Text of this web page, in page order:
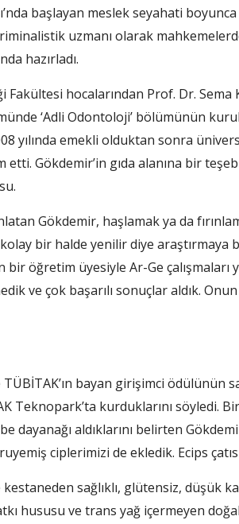
başlayan meslek seyahati boyunca
uzmanı olarak
hazırladı.
hoca­larından Prof. Dr. Sema
‘Adli Odontoloji’ bölümü­nün
yılında emekli ol­duktan sonra
Gökdemir’in gı­da alanına bir
Gökdemir, haşlamak ya da
bir halde yenilir diye araştırmaya
öğretim üyesiyle Ar-Ge çalışmaları
ve çok başarılı so­nuçlar aldık.
TÜBİTAK’ın bayan gi­rişimci ödülünün
Tekno­park’ta kurduklarını söyledi.
dayanağı aldıklarını belirten
ciplerimizi de ekle­dik. Ecips
kestaneden sağlıklı, glütensiz, düşük
hususu ve trans yağ içer­meyen